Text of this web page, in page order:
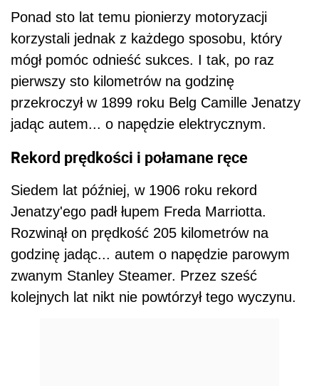
Ponad sto lat temu pionierzy motoryzacji
korzystali jednak z każdego sposobu, który
mógł pomóc odnieść sukces. I tak, po raz
pierwszy sto kilometrów na godzinę
przekroczył w 1899 roku Belg Camille Jenatzy
jadąc autem... o napędzie elektrycznym.
Rekord prędkości i połamane ręce
Siedem lat później, w 1906 roku rekord
Jenatzy'ego padł łupem Freda Marriotta.
Rozwinął on prędkość 205 kilometrów na
godzinę jadąc... autem o napędzie parowym
zwanym Stanley Steamer. Przez sześć
kolejnych lat nikt nie powtórzył tego wyczynu.